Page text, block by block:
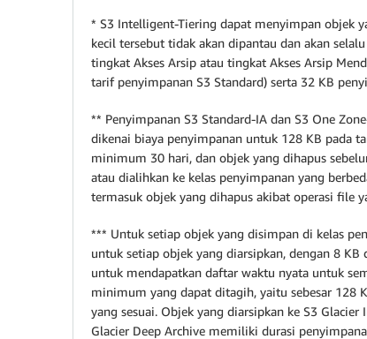
* S3 Intelligent-Tiering dapat menyimpan objek
kecil tersebut tidak akan dipantau dan akan
tingkat Akses Arsip atau tingkat Akses Arsip
tarif penyimpanan S3 Standard) serta 32 KB
** Penyimpanan S3 Standard-IA dan S3 One
dikenai biaya penyimpanan untuk 128 KB pada
minimum 30 hari, dan objek yang dihapus
atau dialihkan ke kelas penyimpanan yang
termasuk objek yang dihapus akibat operasi file
*** Untuk setiap objek yang disimpan di kelas
untuk setiap objek yang diarsipkan, dengan 8
untuk mendapatkan daftar waktu nyata untuk
minimum yang dapat ditagih, yaitu sebesar 128
yang sesuai. Objek yang diarsipkan ke S3
Glacier Deep Archive memiliki durasi